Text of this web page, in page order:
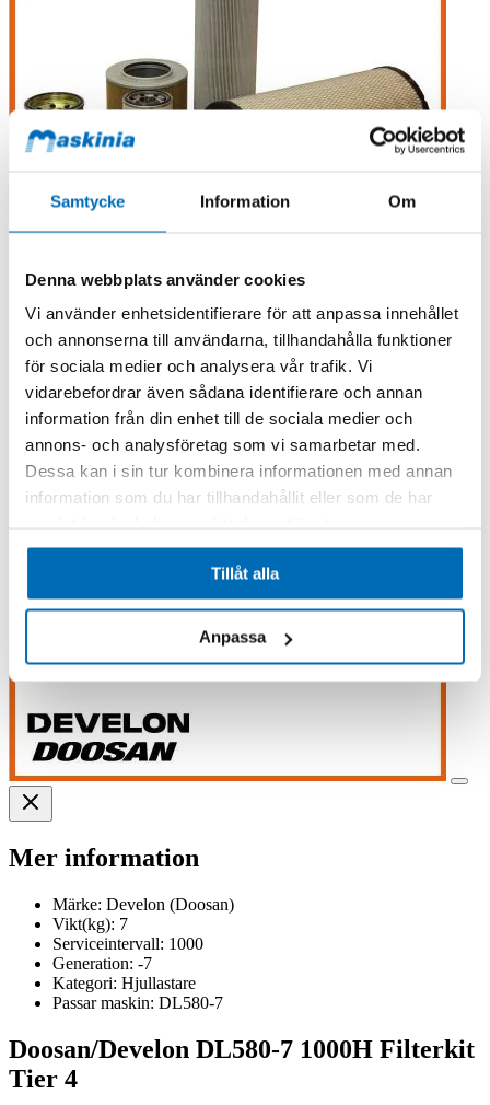
Samtycke Information Om
Denna webbplats använder cookies
Vi använder enhetsidentifierare för att anpassa innehållet
och annonserna till användarna, tillhandahålla funktioner
för sociala medier och analysera vår trafik. Vi
vidarebefordrar även sådana identifierare och annan
information från din enhet till de sociala medier och
annons- och analysföretag som vi samarbetar med.
Dessa kan i sin tur kombinera informationen med annan
information som du har tillhandahållit eller som de har
Tillåt alla
Anpassa
Mer information
Märke: Develon (Doosan)
Vikt(kg): 7
Serviceintervall: 1000
Generation: -7
Kategori: Hjullastare
Passar maskin: DL580-7
Doosan/Develon DL580-7 1000H Filterkit
Tier 4